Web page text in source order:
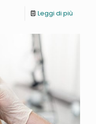
Leggi di più